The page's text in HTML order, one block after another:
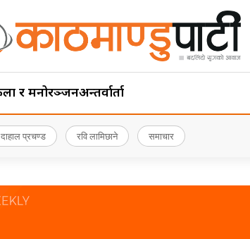
र मनोरञ्जनअन्तर्वार्ता
प्रचण्ड रवि लामिछाने समाचार